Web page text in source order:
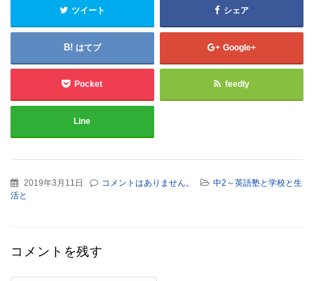
ツイート シェア
はてブ Google+
Pocket feedly
Line
2019年3月11日 コメントはありません。
中2～英語塾と学校と生
活と
コメントを残す